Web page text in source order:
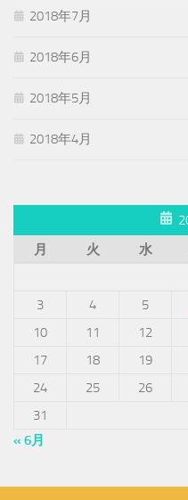
2018年7月
2018年6月
2018年5月
2018年4月
月
火 水
3
4 5
10
11 12
17
18 19
24
25 26
31
« 6月